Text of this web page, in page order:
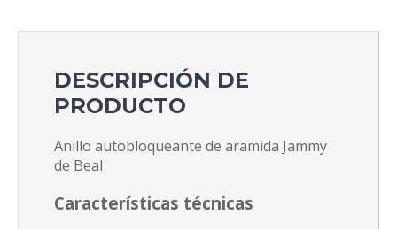
DESCRIPCIÓN DE
PRODUCTO
Anillo autobloqueante de aramida Jammy
de Beal
Características técnicas